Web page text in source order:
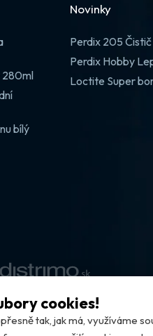
280ml
bílý
Novinky
Perdix 205
Perdix Hobby
Loctite Super
cookies!
tak, jak má, využíváme